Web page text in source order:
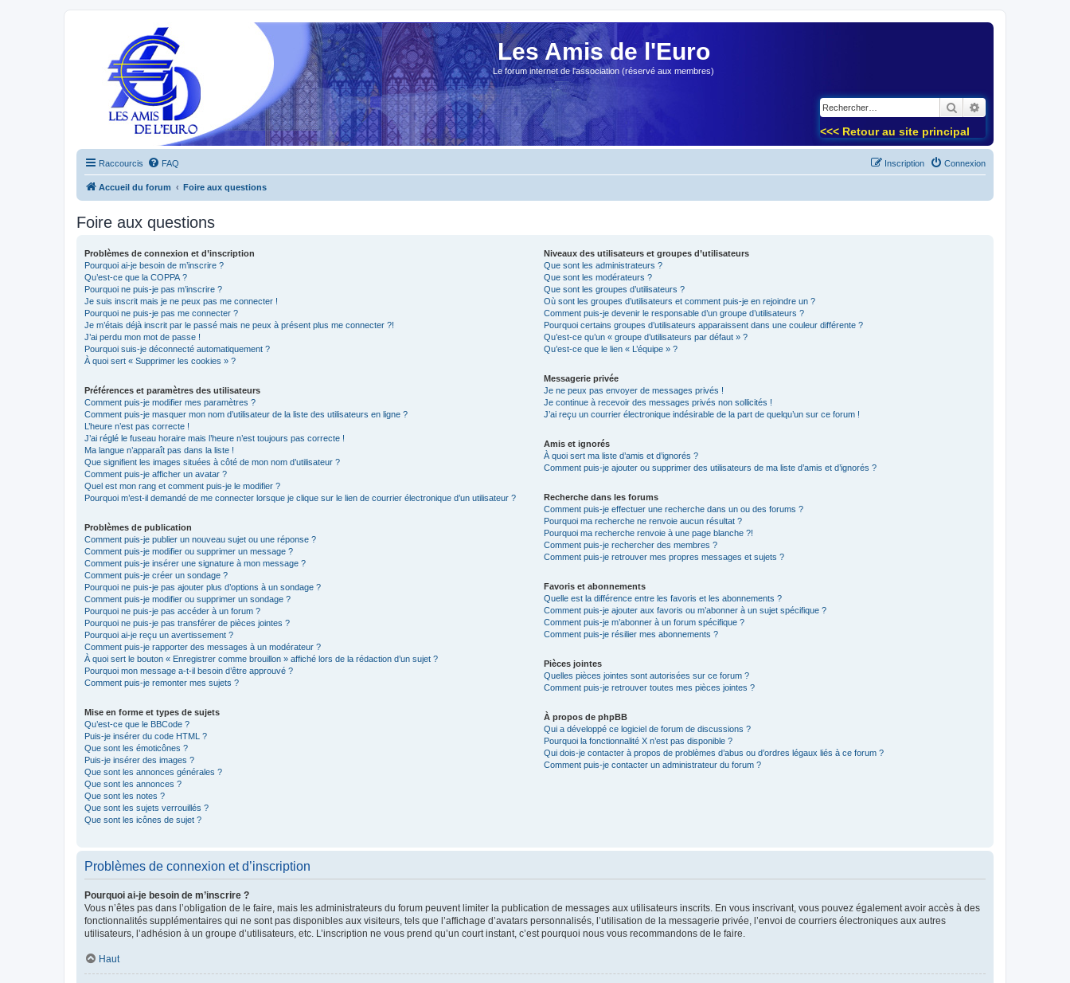
Les Amis de l'Euro
Le forum internet de l'association (réservé aux membres)
Rechercher
<<< Retour au site principal
Raccourcis FAQ Connexion
Inscription
Accueil du forum Foire aux questions
Foire aux questions
Problèmes de connexion et d’inscription
Pourquoi ai-je besoin de m’inscrire ?
Qu’est-ce que la COPPA ?
Pourquoi ne puis-je pas m’inscrire ?
Je suis inscrit mais je ne peux pas me connecter !
Pourquoi ne puis-je pas me connecter ?
Je m’étais déjà inscrit par le passé mais ne peux à présent plus me connecter ?!
J’ai perdu mon mot de passe !
Pourquoi suis-je déconnecté automatiquement ?
À quoi sert « Supprimer les cookies » ?
Préférences et paramètres des utilisateurs
Comment puis-je modifier mes paramètres ?
Comment puis-je masquer mon nom d’utilisateur de la liste des utilisateurs en ligne ?
L’heure n’est pas correcte !
J’ai réglé le fuseau horaire mais l’heure n’est toujours pas correcte !
Ma langue n’apparaît pas dans la liste !
Que signifient les images situées à côté de mon nom d’utilisateur ?
Comment puis-je afficher un avatar ?
Quel est mon rang et comment puis-je le modifier ?
Pourquoi m’est-il demandé de me connecter lorsque je clique sur le lien de courrier électronique d’un utilisateur ?
Problèmes de publication
Comment puis-je publier un nouveau sujet ou une réponse ?
Comment puis-je modifier ou supprimer un message ?
Comment puis-je insérer une signature à mon message ?
Comment puis-je créer un sondage ?
Pourquoi ne puis-je pas ajouter plus d’options à un sondage ?
Comment puis-je modifier ou supprimer un sondage ?
Pourquoi ne puis-je pas accéder à un forum ?
Pourquoi ne puis-je pas transférer de pièces jointes ?
Pourquoi ai-je reçu un avertissement ?
Comment puis-je rapporter des messages à un modérateur ?
À quoi sert le bouton « Enregistrer comme brouillon » affiché lors de la rédaction d’un sujet ?
Pourquoi mon message a-t-il besoin d’être approuvé ?
Comment puis-je remonter mes sujets ?
Mise en forme et types de sujets
Qu’est-ce que le BBCode ?
Puis-je insérer du code HTML ?
Que sont les émoticônes ?
Puis-je insérer des images ?
Que sont les annonces générales ?
Que sont les annonces ?
Que sont les notes ?
Que sont les sujets verrouillés ?
Que sont les icônes de sujet ?
Niveaux des utilisateurs et groupes d’utilisateurs
Que sont les administrateurs ?
Que sont les modérateurs ?
Que sont les groupes d’utilisateurs ?
Où sont les groupes d’utilisateurs et comment puis-je en rejoindre un ?
Comment puis-je devenir le responsable d’un groupe d’utilisateurs ?
Pourquoi certains groupes d’utilisateurs apparaissent dans une couleur différente ?
Qu’est-ce qu’un « groupe d’utilisateurs par défaut » ?
Qu’est-ce que le lien « L’équipe » ?
Messagerie privée
Je ne peux pas envoyer de messages privés !
Je continue à recevoir des messages privés non sollicités !
J’ai reçu un courrier électronique indésirable de la part de quelqu’un sur ce forum !
Amis et ignorés
À quoi sert ma liste d’amis et d’ignorés ?
Comment puis-je ajouter ou supprimer des utilisateurs de ma liste d’amis et d’ignorés ?
Recherche dans les forums
Comment puis-je effectuer une recherche dans un ou des forums ?
Pourquoi ma recherche ne renvoie aucun résultat ?
Pourquoi ma recherche renvoie à une page blanche ?!
Comment puis-je rechercher des membres ?
Comment puis-je retrouver mes propres messages et sujets ?
Favoris et abonnements
Quelle est la différence entre les favoris et les abonnements ?
Comment puis-je ajouter aux favoris ou m’abonner à un sujet spécifique ?
Comment puis-je m’abonner à un forum spécifique ?
Comment puis-je résilier mes abonnements ?
Pièces jointes
Quelles pièces jointes sont autorisées sur ce forum ?
Comment puis-je retrouver toutes mes pièces jointes ?
À propos de phpBB
Qui a développé ce logiciel de forum de discussions ?
Pourquoi la fonctionnalité X n’est pas disponible ?
Qui dois-je contacter à propos de problèmes d’abus ou d’ordres légaux liés à ce forum ?
Comment puis-je contacter un administrateur du forum ?
Problèmes de connexion et d’inscription
Pourquoi ai-je besoin de m’inscrire ?
Vous n’êtes pas dans l’obligation de le faire, mais les administrateurs du forum peuvent limiter la publication de messages aux utilisateurs inscrits. En vous inscrivant, vous pouvez également avoir accès à des
fonctionnalités supplémentaires qui ne sont pas disponibles aux visiteurs, tels que l’affichage d’avatars personnalisés, l’utilisation de la messagerie privée, l’envoi de courriers électroniques aux autres
utilisateurs, l’adhésion à un groupe d’utilisateurs, etc. L’inscription ne vous prend qu’un court instant, c’est pourquoi nous vous recommandons de le faire.
Haut